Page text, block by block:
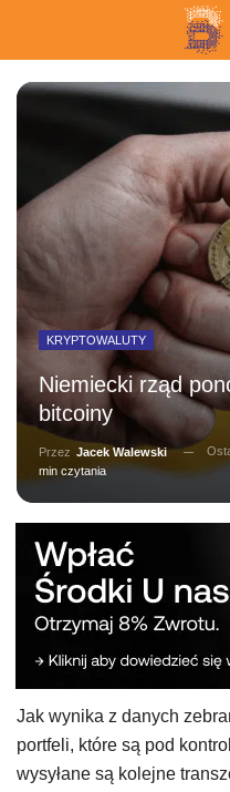
KRYPTOWALUTY
Niemiecki rząd
bitcoiny
Przez Jacek Walewski
min czytania
Jak wynika z danych
portfeli, które są pod
wysyłane są kolejne